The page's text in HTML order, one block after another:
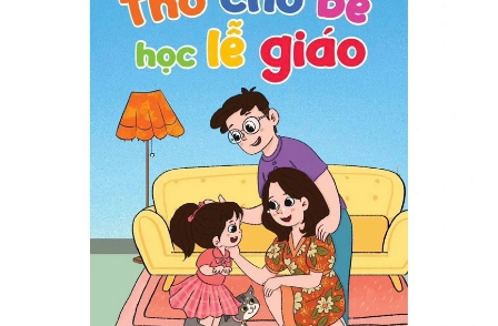
Mã giảm giá:
Ngày hết hạn:
Điều kiện: